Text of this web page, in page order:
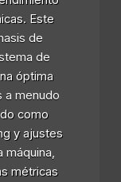
Este
de
de
óptima
a menudo
como
y ajustes
máquina,
métricas